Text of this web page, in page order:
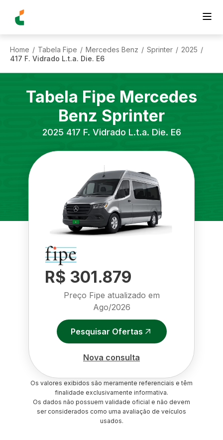
Home / Tabela Fipe / Mercedes Benz / Sprinter / 2025 /
417 F. Vidrado L.t.a. Die. E6
Tabela Fipe Mercedes
Benz Sprinter
2025 417 F. Vidrado L.t.a. Die. E6
R$ 301.879
Preço Fipe atualizado em
Ago/2026
Pesquisar Ofertas
Nova consulta
Os valores exibidos são meramente referenciais e têm
finalidade exclusivamente informativa.
Os dados não possuem validade oficial e não devem
ser considerados como uma avaliação de veículos
usados.